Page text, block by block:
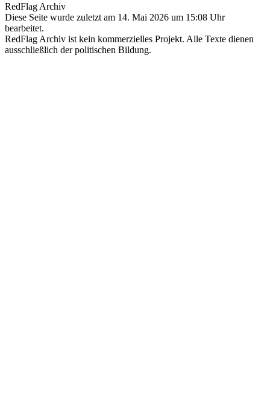
RedFlag Archiv
Diese Seite wurde zuletzt am 14. Mai 2026 um 15:08 Uhr
bearbeitet.
RedFlag Archiv ist kein kommerzielles Projekt. Alle Texte dienen
ausschließlich der politischen Bildung.